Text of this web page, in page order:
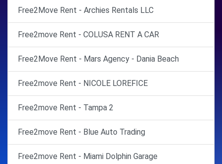
Free2Move Rent - Archies Rentals LLC
Free2move Rent - COLUSA RENT A CAR
Free2Move Rent - Mars Agency - Dania Beach
Free2move Rent - NICOLE LOREFICE
Free2move Rent - Tampa 2
Free2move Rent - Blue Auto Trading
Free2move Rent - Miami Dolphin Garage